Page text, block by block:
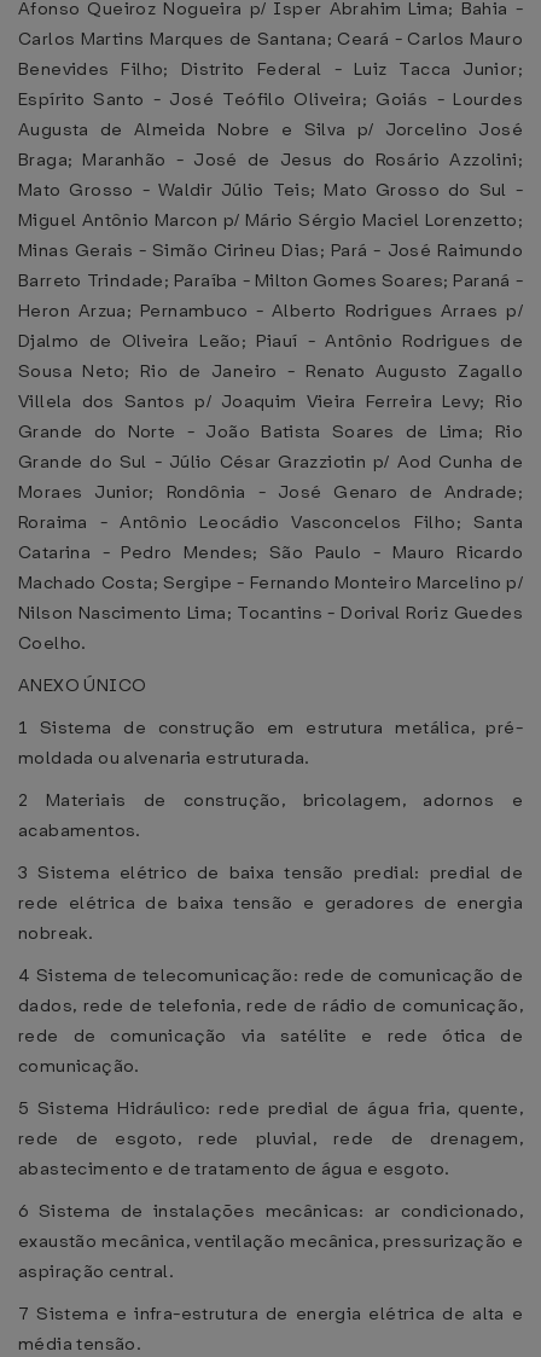
Afonso Queiroz Nogueira p/ Isper Abrahim Lima; Bahia -
Carlos Martins Marques de Santana; Ceará - Carlos Mauro
Benevides Filho; Distrito Federal - Luiz Tacca Junior;
Espírito Santo - José Teófilo Oliveira; Goiás - Lourdes
Augusta de Almeida Nobre e Silva p/ Jorcelino José
Braga; Maranhão - José de Jesus do Rosário Azzolini;
Mato Grosso - Waldir Júlio Teis; Mato Grosso do Sul -
Miguel Antônio Marcon p/ Mário Sérgio Maciel Lorenzetto;
Minas Gerais - Simão Cirineu Dias; Pará - José Raimundo
Barreto Trindade; Paraíba - Milton Gomes Soares; Paraná -
Heron Arzua; Pernambuco - Alberto Rodrigues Arraes p/
Djalmo de Oliveira Leão; Piauí - Antônio Rodrigues de
Sousa Neto; Rio de Janeiro - Renato Augusto Zagallo
Villela dos Santos p/ Joaquim Vieira Ferreira Levy; Rio
Grande do Norte - João Batista Soares de Lima; Rio
Grande do Sul - Júlio César Grazziotin p/ Aod Cunha de
Moraes Junior; Rondônia - José Genaro de Andrade;
Roraima - Antônio Leocádio Vasconcelos Filho; Santa
Catarina - Pedro Mendes; São Paulo - Mauro Ricardo
Machado Costa; Sergipe - Fernando Monteiro Marcelino p/
Nilson Nascimento Lima; Tocantins - Dorival Roriz Guedes
Coelho.
ANEXO ÚNICO
1 Sistema de construção em estrutura metálica, pré-
moldada ou alvenaria estruturada.
2 Materiais de construção, bricolagem, adornos e
acabamentos.
3 Sistema elétrico de baixa tensão predial: predial de
rede elétrica de baixa tensão e geradores de energia
nobreak.
4 Sistema de telecomunicação: rede de comunicação de
dados, rede de telefonia, rede de rádio de comunicação,
rede de comunicação via satélite e rede ótica de
comunicação.
5 Sistema Hidráulico: rede predial de água fria, quente,
rede de esgoto, rede pluvial, rede de drenagem,
abastecimento e de tratamento de água e esgoto.
6 Sistema de instalações mecânicas: ar condicionado,
exaustão mecânica, ventilação mecânica, pressurização e
aspiração central.
7 Sistema e infra-estrutura de energia elétrica de alta e
média tensão.